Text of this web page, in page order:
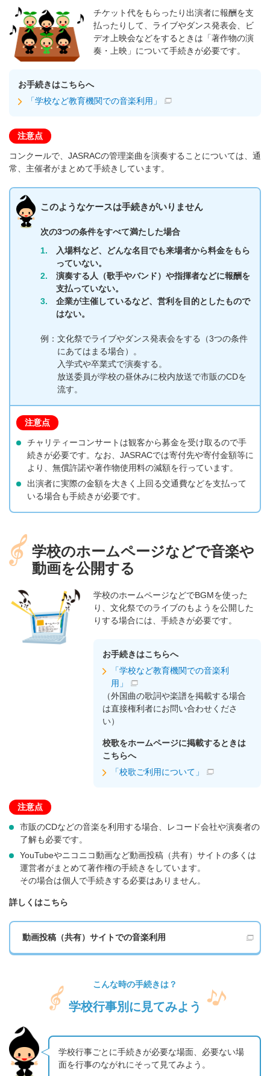
チケット代をもらったり出演者に報酬を支
払ったりして、ライブやダンス発表会、ビ
デオ上映会などをするときは「著作物の演
奏・上映」について手続きが必要です。
お手続きはこちらへ
「学校など教育機関での音楽利用」
注意点
コンクールで、JASRACの管理楽曲を演奏することについては、通
常、主催者がまとめて手続きしています。
このようなケースは手続きがいりません
次の3つの条件をすべて満たした場合
1.
入場料など、どんな名目でも来場者から料金をもら
っていない。
2.
演奏する人（歌手やバンド）や指揮者などに報酬を
支払っていない。
3.
企業が主催しているなど、営利を目的としたもので
はない。
例： 文化祭でライブやダンス発表会をする（3つの条件
にあてはまる場合）。
入学式や卒業式で演奏する。
放送委員が学校の昼休みに校内放送で市販のCDを
流す。
注意点
チャリティーコンサートは観客から募金を受け取るので手
続きが必要です。なお、JASRACでは寄付先や寄付金額等に
より、無償許諾や著作物使用料の減額を行っています。
出演者に実際の金額を大きく上回る交通費などを支払って
いる場合も手続きが必要です。
学校のホームページなどで音楽や
動画を公開する
学校のホームページなどでBGMを使った
り、文化祭でのライブのもようを公開した
りする場合には、手続きが必要です。
お手続きはこちらへ
「学校など教育機関での音楽利
用」
（外国曲の歌詞や楽譜を掲載する場合
は直接権利者にお問い合わせくださ
い）
校歌をホームページに掲載するときは
こちらへ
「校歌ご利用について」
注意点
市販のCDなどの音楽を利用する場合、レコード会社や演奏者の
了解も必要です。
YouTubeやニコニコ動画など動画投稿（共有）サイトの多くは
運営者がまとめて著作権の手続きをしています。
その場合は個人で手続きする必要はありません。
詳しくはこちら
動画投稿（共有）サイトでの音楽利用
こんな時の手続きは？
学校行事別に見てみよう
学校行事ごとに手続きが必要な場面、必要ない場
面を行事のながれにそって見てみよう。